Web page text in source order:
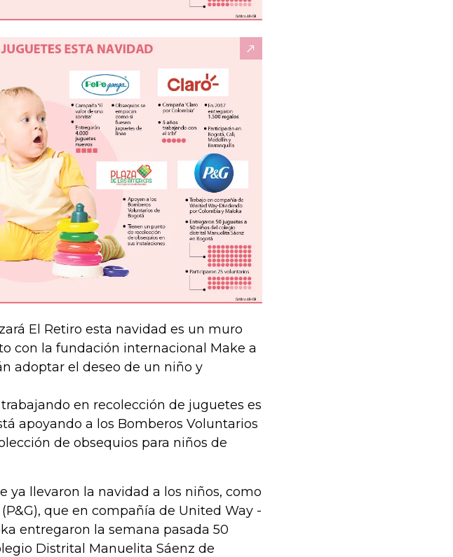
El Retiro esta navidad es un muro
con la fundación internacional Make a
adoptar el deseo de un niño y
en recolección de juguetes es
apoyando a los Bomberos Voluntarios
de obsequios para niños de
ya llevaron la navidad a los niños, como
que en compañía de United Way -
entregaron la semana pasada 50
Distrital Manuelita Sáenz de